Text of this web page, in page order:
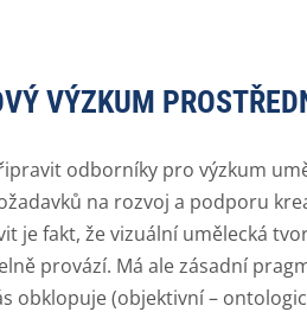
VÝZKUM
odborníky pro výzkum
na rozvoj a podporu
je fakt, že vizuální umělecká
provází. Má ale zásadní
obklopuje (objektivní –